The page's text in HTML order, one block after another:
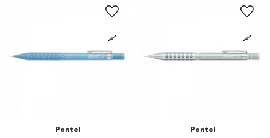
Pentel
Pentel